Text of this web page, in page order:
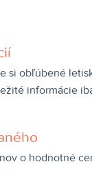
si obľúbené
informácie
o hodnotné